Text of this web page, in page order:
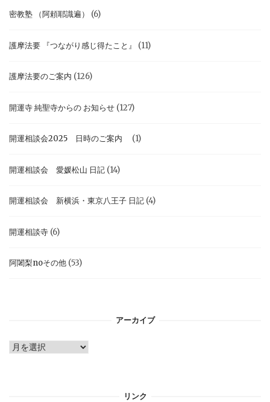
密教塾 （阿頼耶識遍） (6)
護摩法要 『つながり感じ得たこと』 (11)
護摩法要のご案内 (126)
開運寺 純聖寺からの お知らせ (127)
開運相談会2025 日時のご案内 (1)
開運相談会 愛媛松山 日記 (14)
開運相談会 新横浜・東京八王子 日記 (4)
開運相談寺 (6)
阿闍梨noその他 (53)
アーカイブ
ア
リンク